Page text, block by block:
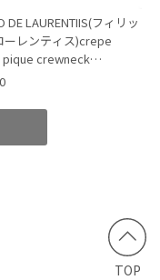
DE LAURENTIIS(フィリッ
ーレンティス)crepe
crewneck
TOP